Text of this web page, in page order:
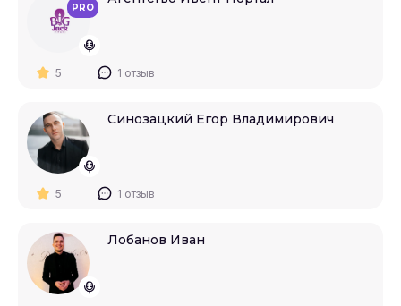
PRO
5 1 отзыв
Синозацкий Егор Владимирович
5 1 отзыв
Лобанов Иван